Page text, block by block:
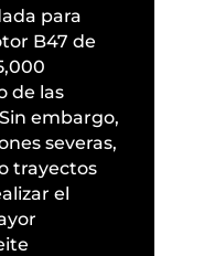
para
B47 de
de las
embargo,
severas,
trayectos
el